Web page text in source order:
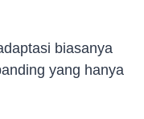
biasanya
yang hanya